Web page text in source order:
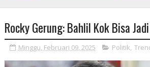
Rocky Gerung: Bahlil Kok Bisa
Minggu, Februari 09, 2025 Politik,